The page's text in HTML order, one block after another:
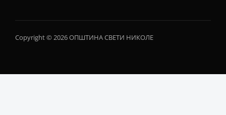
Copyright © 2026 ОПШТИНА СВЕТИ НИКОЛЕ